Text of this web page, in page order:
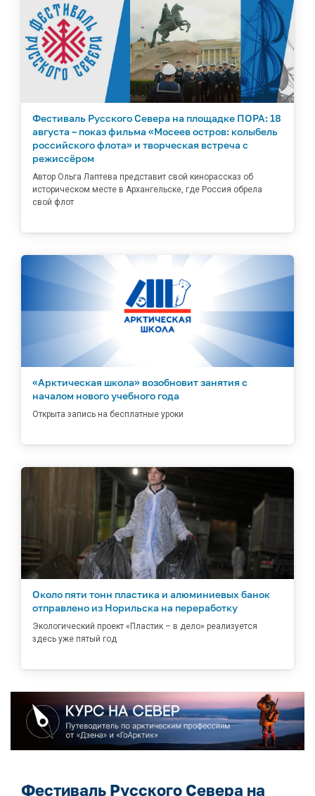
Фестиваль Русского Севера на площадке ПОРА: 18
августа – показ фильма «Мосеев остров: колыбель
российского флота» и творческая встреча с
режиссёром
Автор Ольга Лаптева представит свой кинорассказ об
историческом месте в Архангельске, где Россия обрела
свой флот
«Арктическая школа» возобновит занятия с
началом нового учебного года
Открыта запись на бесплатные уроки
Около пяти тонн пластика и алюминиевых банок
отправлено из Норильска на переработку
Экологический проект «Пластик – в дело» реализуется
здесь уже пятый год
Фестиваль Русского Севера на